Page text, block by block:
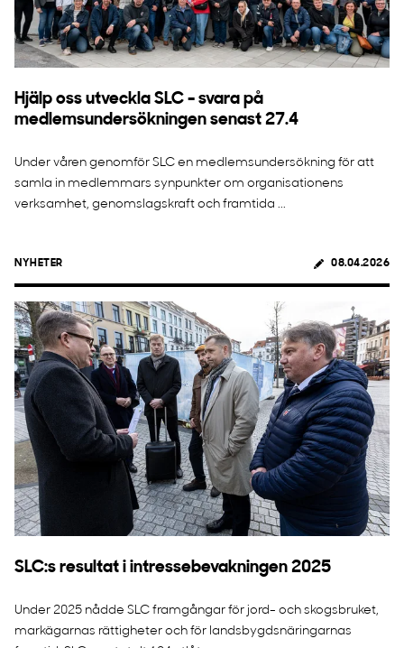
Hjälp oss utveckla SLC - svara på
medlemsundersökningen senast 27.4
Under våren genomför SLC en medlemsundersökning för att
samla in medlemmars synpunkter om organisationens
verksamhet, genomslagskraft och framtida ...
NYHETER 08.04.2026
SLC:s resultat i intressebevakningen 2025
Under 2025 nådde SLC framgångar för jord- och skogsbruket,
markägarnas rättigheter och för landsbygdsnäringarnas